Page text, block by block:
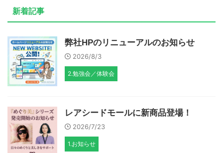
新着記事
弊社HPのリニューアルのお知らせ
2026/8/3
2.勉強会／体験会
レアシードモールに新商品登場！
2026/7/23
1.お知らせ